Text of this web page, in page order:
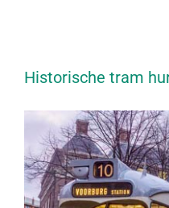
Historische tram